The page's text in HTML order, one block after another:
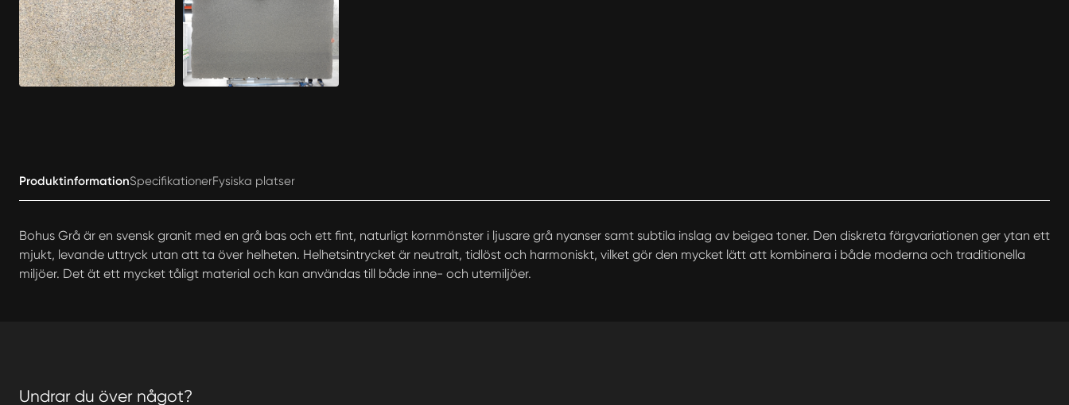
ProduktinformationSpecifikationerFysiska platser
Bohus Grå är en svensk granit med en grå bas och ett fint, naturligt kornmönster i ljusare grå nyanser samt subtila inslag av beigea toner. Den diskreta färgvariationen ger ytan ett
mjukt, levande uttryck utan att ta över helheten. Helhetsintrycket är neutralt, tidlöst och harmoniskt, vilket gör den mycket lätt att kombinera i både moderna och traditionella
miljöer. Det ät ett mycket tåligt material och kan användas till både inne- och utemiljöer.
Undrar du över något?